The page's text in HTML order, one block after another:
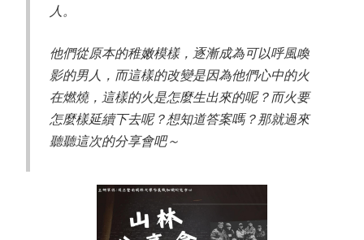
人。
他們從原本的稚嫩模樣，逐漸成為可以呼風喚
影的男人，而這樣的改變是因為他們心中的火
在燃燒，這樣的火是怎麼生出來的呢？而火要
怎麼樣延續下去呢？想知道答案嗎？那就過來
聽聽這次的分享會吧～